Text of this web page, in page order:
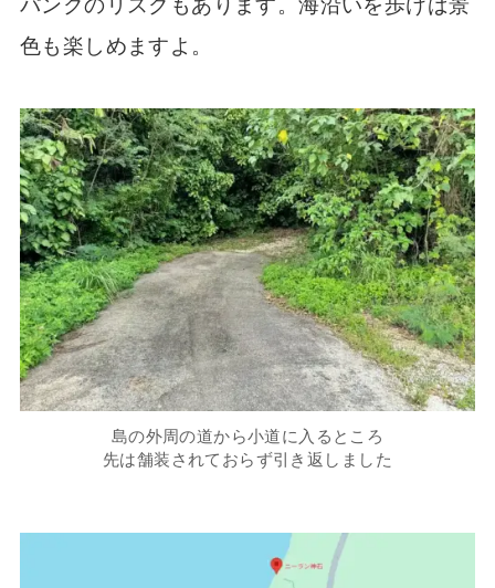
パンクのリスクもあります。海沿いを歩けば景
色も楽しめますよ。
島の外周の道から小道に入るところ
先は舗装されておらず引き返しました